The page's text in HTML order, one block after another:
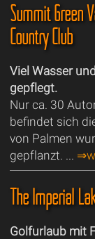
Summit Green
Country Club
Viel Wasser
gepflegt.
Nur ca. 30
befindet sich
von Palmen
gepflanzt. ...
The Imperial
Golfurlaub mit